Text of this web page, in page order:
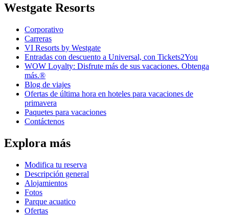
Westgate Resorts
Corporativo
Carreras
VI Resorts by Westgate
Entradas con descuento a Universal, con Tickets2You
WOW Loyalty: Disfrute más de sus vacaciones. Obtenga
más.®
Blog de viajes
Ofertas de última hora en hoteles para vacaciones de
primavera
Paquetes para vacaciones
Contáctenos
Explora más
Modifica tu reserva
Descripción general
Alojamientos
Fotos
Parque acuatico
Ofertas